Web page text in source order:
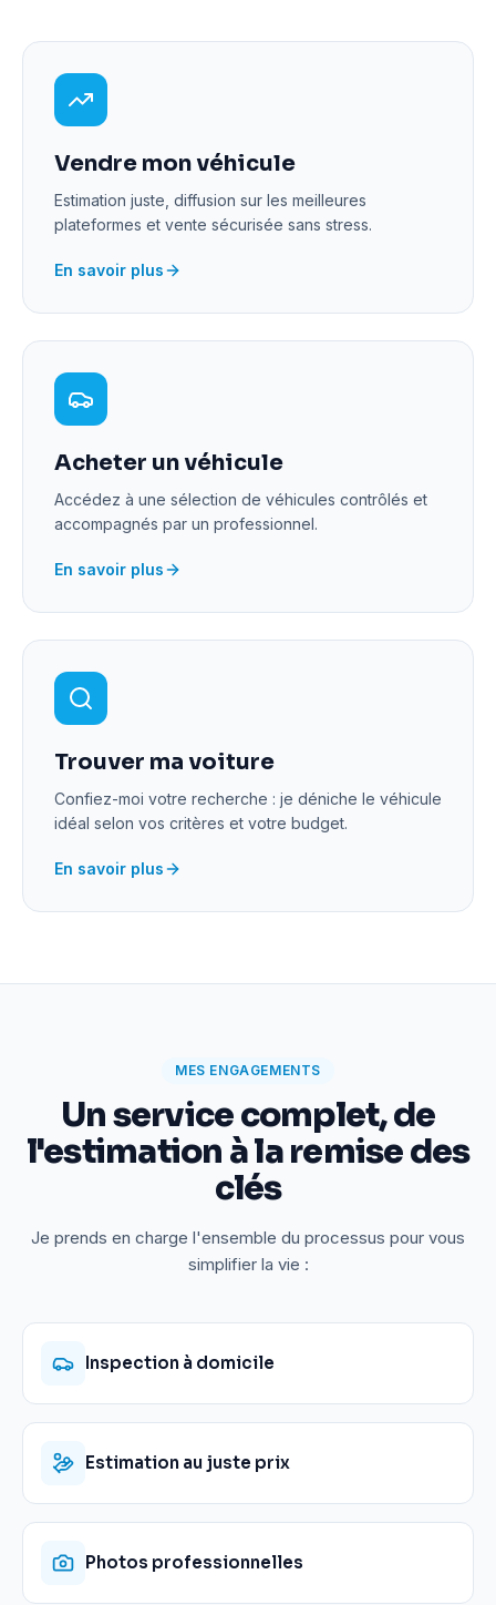
Vendre mon véhicule
Estimation juste, diffusion sur les meilleures
plateformes et vente sécurisée sans stress.
En savoir plus
Acheter un véhicule
Accédez à une sélection de véhicules contrôlés et
accompagnés par un professionnel.
En savoir plus
Trouver ma voiture
Confiez-moi votre recherche : je déniche le véhicule
idéal selon vos critères et votre budget.
En savoir plus
MES ENGAGEMENTS
Un service complet, de
l'estimation à la remise des
clés
Je prends en charge l'ensemble du processus pour vous
simplifier la vie :
Inspection à domicile
Estimation au juste prix
Photos professionnelles